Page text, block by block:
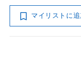
マイリストに追